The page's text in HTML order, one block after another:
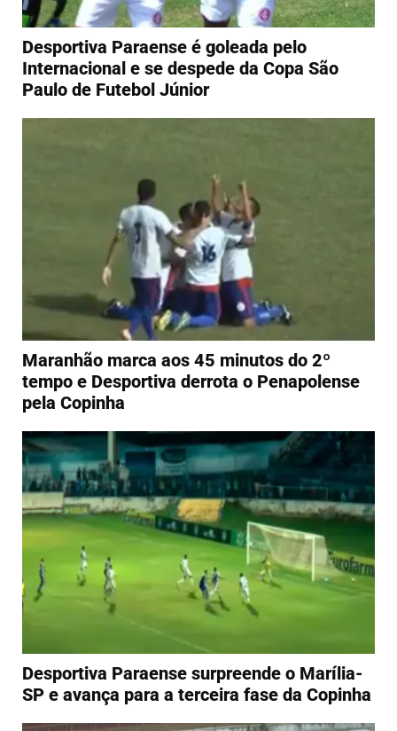
Desportiva Paraense é goleada pelo
Internacional e se despede da Copa São
Paulo de Futebol Júnior
Maranhão marca aos 45 minutos do 2º
tempo e Desportiva derrota o Penapolense
pela Copinha
Desportiva Paraense surpreende o Marília-
SP e avança para a terceira fase da Copinha